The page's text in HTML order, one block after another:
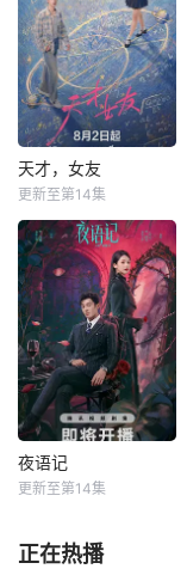
天才，女友
更新至第14集
夜语记
更新至第14集
正在热播